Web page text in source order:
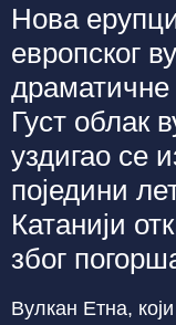
Нова
европског
Густ облак
уздигао се
поједини
Катанији
због
Вулкан Етна,